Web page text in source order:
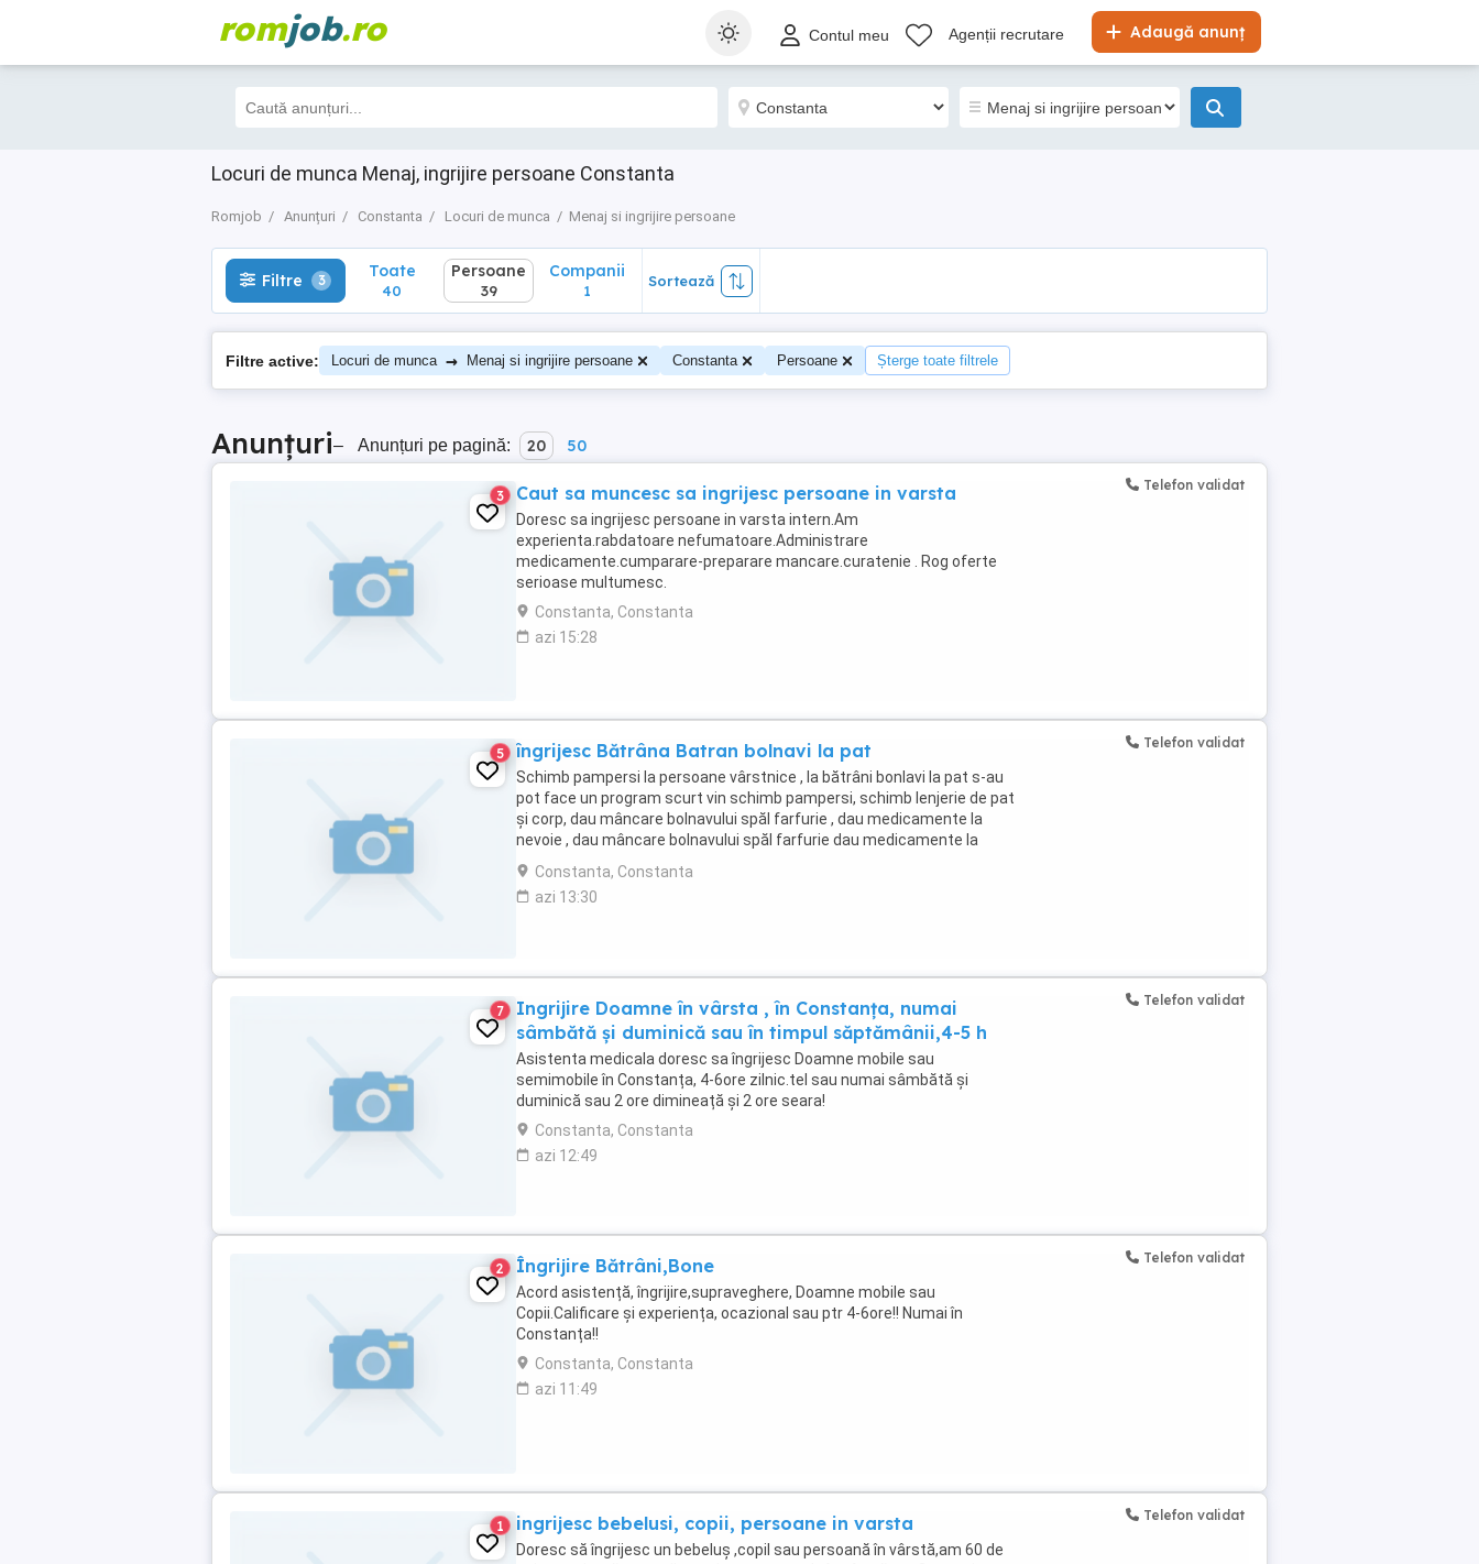
romjob.ro Adaugă anunț
Contul meu Agenții recrutare
Locuri de munca Menaj, ingrijire persoane Constanta
Romjob Anunțuri Constanta Locuri de munca Menaj si ingrijire persoane
Filtre 3 Toate
40
Filtre 3 Toate
40
Persoane
39
Companii
1
Sortează
Filtre active: Locuri de munca → Menaj si ingrijire persoane Constanta Persoane Șterge toate filtrele
Anunțuri– Anunțuri pe pagină: 20 50
3 Caut sa muncesc sa ingrijesc persoane in varsta
Doresc sa ingrijesc persoane in varsta intern.Am
experienta.rabdatoare nefumatoare.Administrare
medicamente.cumparare-preparare mancare.curatenie . Rog oferte
serioase multumesc.
Constanta, Constanta
azi 15:28
Telefon validat
5 îngrijesc Bătrâna Batran bolnavi la pat
Schimb pampersi la persoane vârstnice , la bătrâni bonlavi la pat s-au
pot face un program scurt vin schimb pampersi, schimb lenjerie de pat
și corp, dau mâncare bolnavului spăl farfurie , dau medicamente la
nevoie , dau mâncare bolnavului spăl farfurie dau medicamente la
nevoie și plec ...
Constanta, Constanta
azi 13:30
Telefon validat
7
Ingrijire Doamne în vârsta , în Constanța, numai
sâmbătă și duminică sau în timpul săptămânii,4-5 h
Asistenta medicala doresc sa îngrijesc Doamne mobile sau
semimobile în Constanța, 4-6ore zilnic.tel sau numai sâmbătă și
duminică sau 2 ore dimineață și 2 ore seara!
Constanta, Constanta
azi 12:49
Telefon validat
2 Îngrijire Bătrâni,Bone
Acord asistență, îngrijire,supraveghere, Doamne mobile sau
Copii.Calificare și experiența, ocazional sau ptr 4-6ore!! Numai în
Constanța!!
Constanta, Constanta
azi 11:49
Telefon validat
1 ingrijesc bebelusi, copii, persoane in varsta
Doresc să îngrijesc un bebeluș ,copil sau persoană în vârstă,am 60 de
Telefon validat